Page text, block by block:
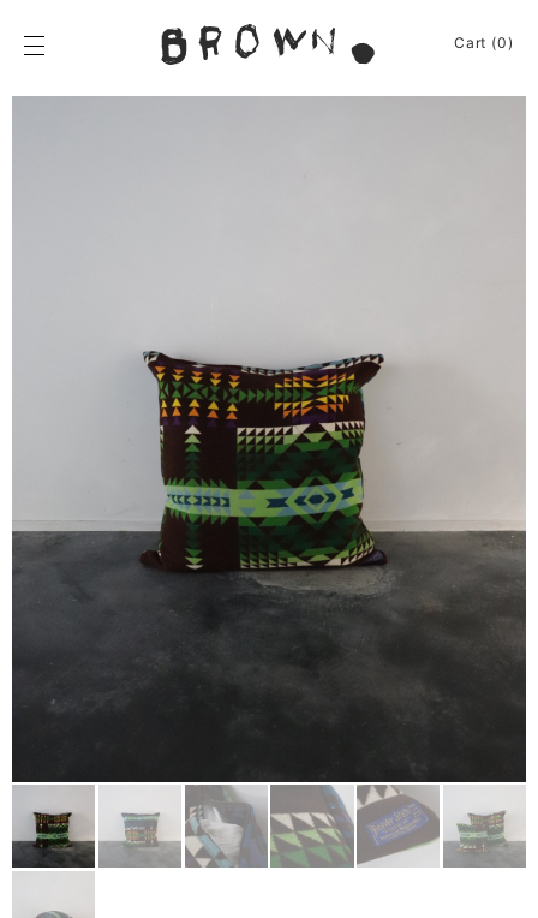
content
BROWN.
(0)
利用規約
Lamp
Other
Homeware
Kitchenware
Baskets
Other
Remake
Bag
Otherwise
Cart (0)